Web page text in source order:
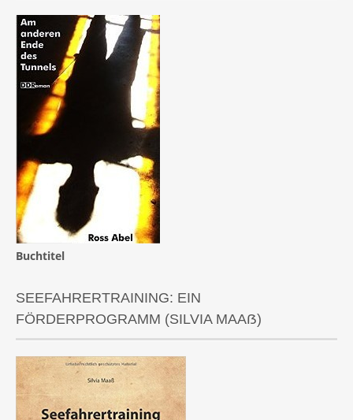
Buchtitel
SEEFAHRERTRAINING: EIN
FÖRDERPROGRAMM (SILVIA MAAẞ)